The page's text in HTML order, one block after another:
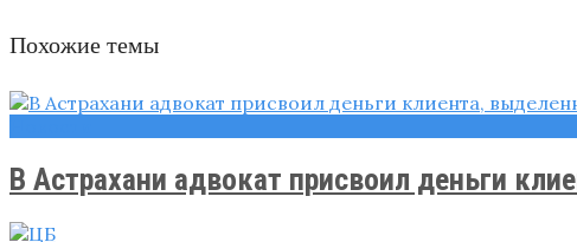
Похожие темы
В Астрахани адвокат присвоил деньги